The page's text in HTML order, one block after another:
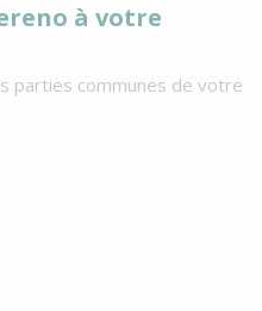
à votre
parties communes de votre